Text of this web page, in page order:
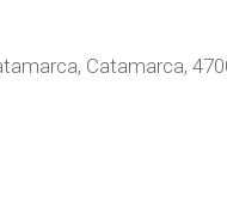
Catamarca,